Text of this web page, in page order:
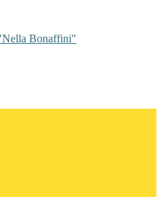
Bonaffini"